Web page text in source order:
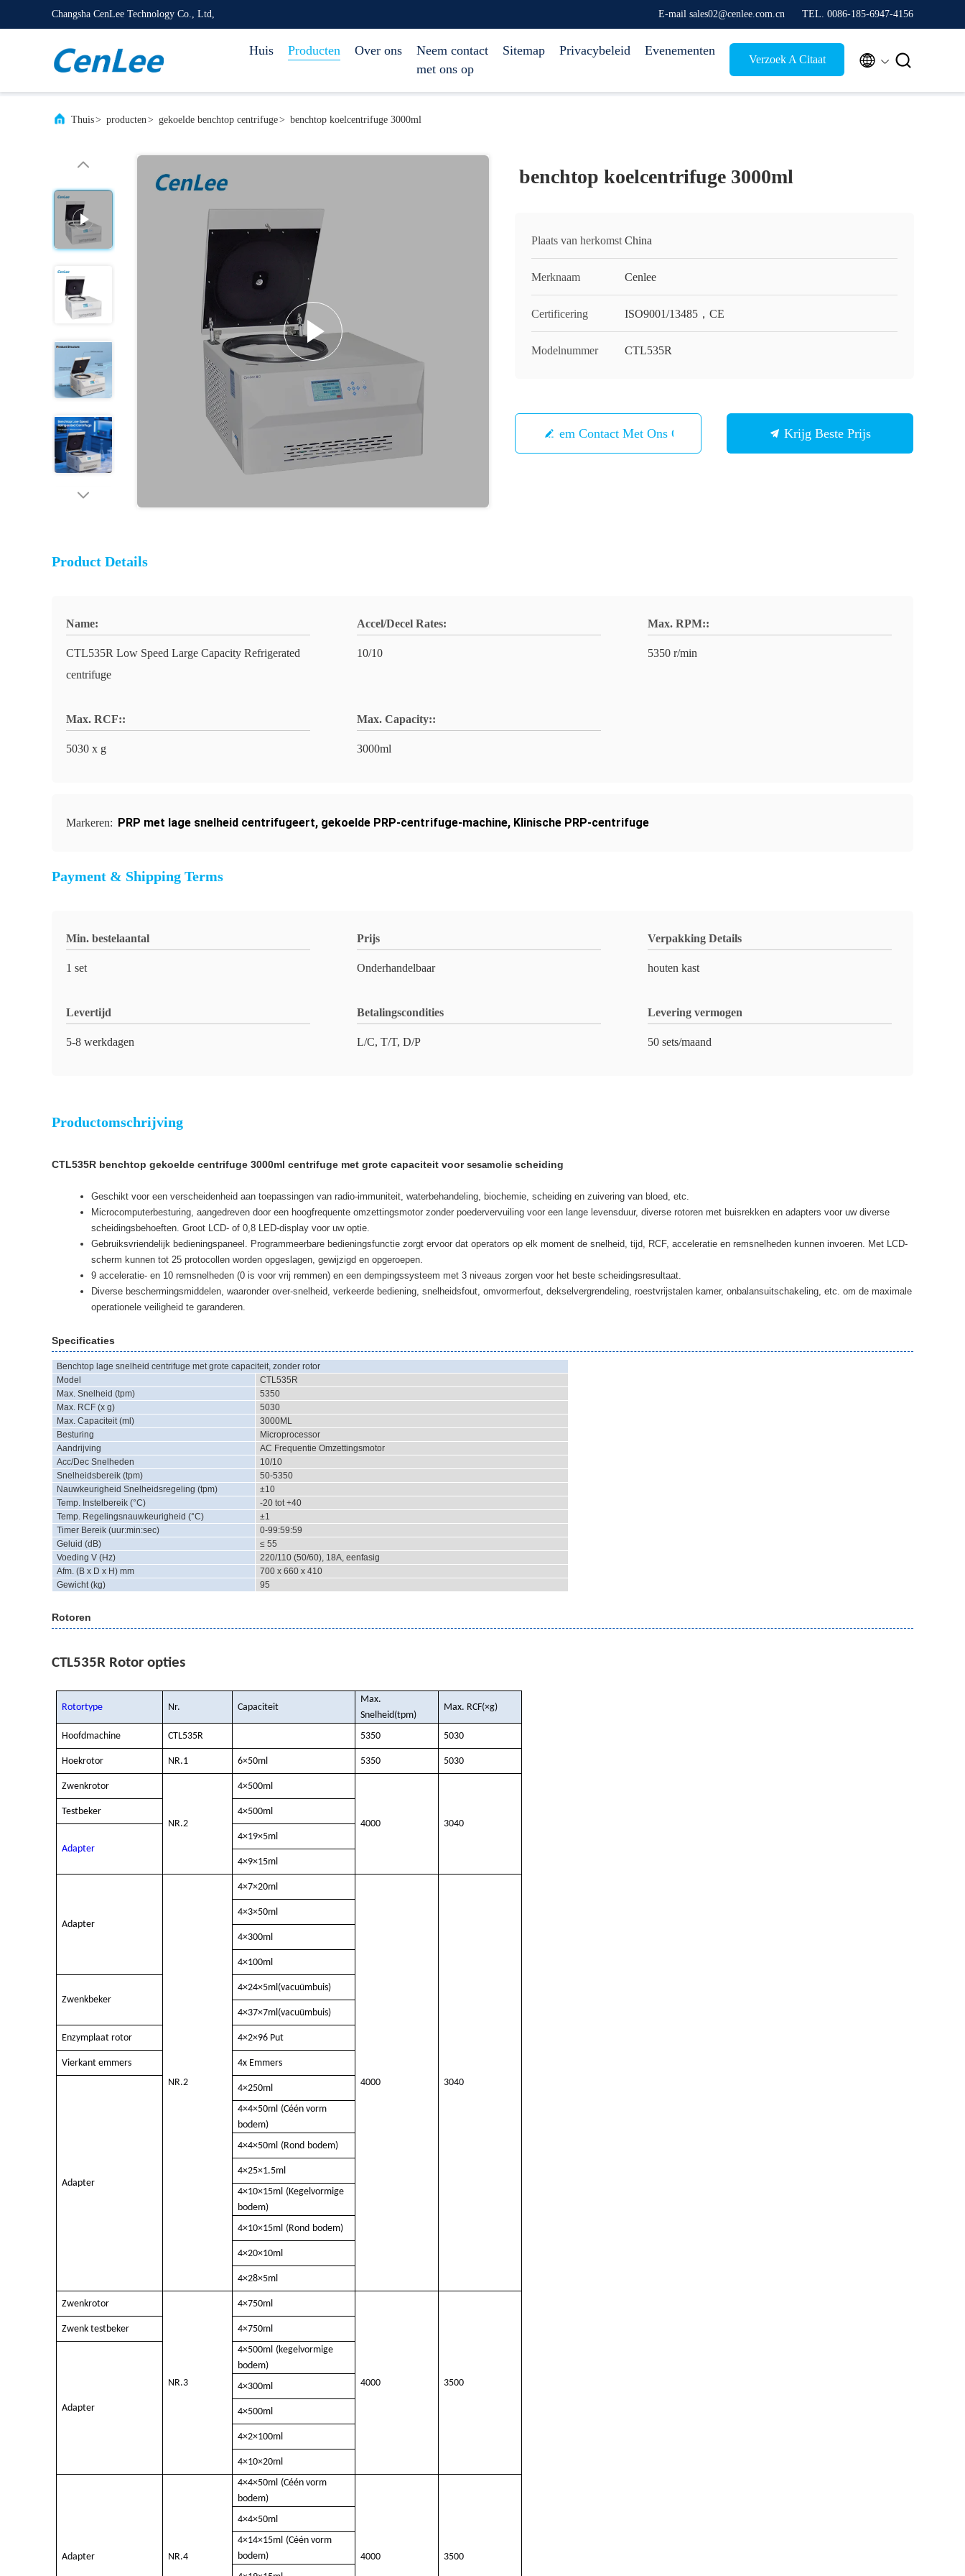
Changsha CenLee Technology Co., Ltd, E-mail sales02@cenlee.com.cn TEL. 0086-185-6947-4156
Huis Producten Over ons
Neem contact
met ons op
Sitemap Privacybeleid Evenementen
Verzoek A Citaat  
Thuis> producten> gekoelde benchtop centrifuge> benchtop koelcentrifuge 3000ml
benchtop koelcentrifuge 3000ml
Plaats van herkomst China
Merknaam Cenlee
Certificering ISO9001/13485，CE
Modelnummer CTL535R
Neem Contact Met Ons Op Krijg Beste Prijs
Product Details
Name:
CTL535R Low Speed Large Capacity Refrigerated
centrifuge
Accel/Decel Rates:
10/10
Max. RPM::
5350 r/min
Max. RCF::
5030 x g
Max. Capacity::
3000ml
Markeren: PRP met lage snelheid centrifugeert, gekoelde PRP-centrifuge-machine, Klinische PRP-centrifuge
Payment & Shipping Terms
Min. bestelaantal
1 set
Prijs
Onderhandelbaar
Verpakking Details
houten kast
Levertijd
5-8 werkdagen
Betalingscondities
L/C, T/T, D/P
Levering vermogen
50 sets/maand
Productomschrijving
CTL535R benchtop gekoelde centrifuge 3000ml centrifuge met grote capaciteit voor sesamolie scheiding
Geschikt voor een verscheidenheid aan toepassingen van radio-immuniteit, waterbehandeling, biochemie, scheiding en zuivering van bloed, etc.
Microcomputerbesturing, aangedreven door een hoogfrequente omzettingsmotor zonder poedervervuiling voor een lange levensduur, diverse rotoren met buisrekken en adapters voor uw diverse
scheidingsbehoeften. Groot LCD- of 0,8 LED-display voor uw optie.
Gebruiksvriendelijk bedieningspaneel. Programmeerbare bedieningsfunctie zorgt ervoor dat operators op elk moment de snelheid, tijd, RCF, acceleratie en remsnelheden kunnen invoeren. Met LCD-
scherm kunnen tot 25 protocollen worden opgeslagen, gewijzigd en opgeroepen.
9 acceleratie- en 10 remsnelheden (0 is voor vrij remmen) en een dempingssysteem met 3 niveaus zorgen voor het beste scheidingsresultaat.
Diverse beschermingsmiddelen, waaronder over-snelheid, verkeerde bediening, snelheidsfout, omvormerfout, dekselvergrendeling, roestvrijstalen kamer, onbalansuitschakeling, etc. om de maximale
operationele veiligheid te garanderen.
Specificaties
Benchtop lage snelheid centrifuge met grote capaciteit, zonder rotor
Model
CTL535R
Max. Snelheid (tpm)
5350
Max. RCF (x g)
5030
Max. Capaciteit (ml)
3000ML
Besturing
Microprocessor
Aandrijving
AC Frequentie Omzettingsmotor
Acc/Dec Snelheden
10/10
Snelheidsbereik (tpm)
50-5350
Nauwkeurigheid Snelheidsregeling (tpm)
±10
Temp. Instelbereik (°C)
-20 tot +40
Temp. Regelingsnauwkeurigheid (°C)
±1
Timer Bereik (uur:min:sec)
0-99:59:59
Geluid (dB)
≤ 55
Voeding V (Hz)
220/110 (50/60), 18A, eenfasig
Afm. (B x D x H) mm
700 x 660 x 410
Gewicht (kg)
95
Rotoren
CTL535R Rotor opties
Rotortype Nr. Capaciteit
Max.
Snelheid(tpm)
Max. RCF(×g)
Hoofdmachine CTL535R 5350 5030
Hoekrotor NR.1 6×50ml 5350 5030
Zwenkrotor
NR.2
4×500ml
4000 3040
Testbeker 4×500ml
Adapter
4×19×5ml
4×9×15ml
Adapter
NR.2
4×7×20ml
4000 3040
4×3×50ml
4×300ml
4×100ml
Zwenkbeker
4×24×5ml(vacuümbuis)
4×37×7ml(vacuümbuis)
Enzymplaat rotor 4×2×96 Put
Vierkant emmers 4x Emmers
Adapter
4×250ml
4×4×50ml (Céén vorm
bodem)
4×4×50ml (Rond bodem)
4×25×1.5ml
4×10×15ml (Kegelvormige
bodem)
4×10×15ml (Rond bodem)
4×20×10ml
4×28×5ml
Zwenkrotor
NR.3
4×750ml
4000 3500
Zwenk testbeker 4×750ml
Adapter
4×500ml (kegelvormige
bodem)
4×300ml
4×500ml
4×2×100ml
4×10×20ml
Adapter NR.4
4×4×50ml (Céén vorm
bodem)
4000 3500
4×4×50ml
4×14×15ml (Céén vorm
bodem)